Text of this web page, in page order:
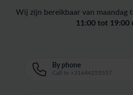
Wij zijn bereikbaar van maandag
11:00 tot 19:00
By phone
Call to +31644255557